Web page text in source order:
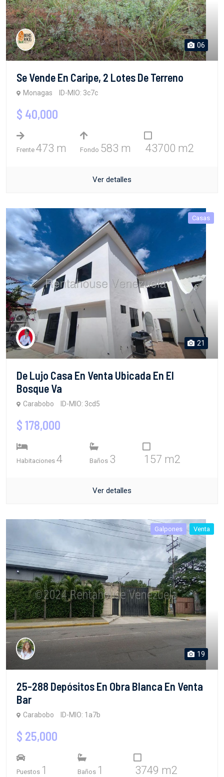
06
Se Vende En Caripe, 2 Lotes De Terreno
Monagas ID-MIO: 3c7c
$ 40,000
Frente 473 m Fondo 583 m 43700 m2
Ver detalles
Casas
21
De Lujo Casa En Venta Ubicada En El
Bosque Va
Carabobo ID-MIO: 3cd5
$ 178,000
Habitaciones 4 Baños 3 157 m2
Ver detalles
Galpones Venta
19
25-288 Depósitos En Obra Blanca En Venta
Bar
Carabobo ID-MIO: 1a7b
$ 25,000
Puestos 1 Baños 1 3749 m2